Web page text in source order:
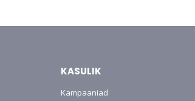
KASULIK
Kampaaniad